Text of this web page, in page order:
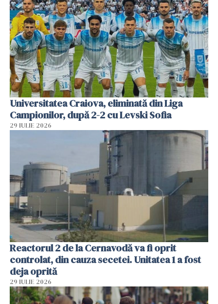
Universitatea Craiova, eliminată din Liga
Campionilor, după 2-2 cu Levski Sofia
29 IULIE 2026
Reactorul 2 de la Cernavodă va fi oprit
controlat, din cauza secetei. Unitatea 1 a fost
deja oprită
29 IULIE 2026